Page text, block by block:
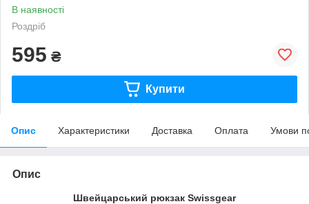
В наявності
Роздріб
595 ₴
Купити
Опис Характеристики Доставка Оплата Умови
Опис
Швейцарський рюкзак Swissgear